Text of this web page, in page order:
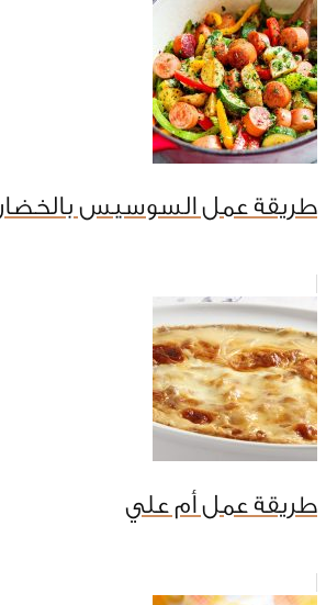
طريقة عمل السوسيس بالخضار
طريقة عمل أم علي